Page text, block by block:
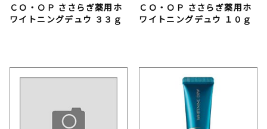
ＣＯ・ＯＰ ささらぎ薬用ホ
ワイトニングデュウ ３３ｇ
ＣＯ・ＯＰ ささらぎ薬用ホ
ワイトニングデュウ １０ｇ